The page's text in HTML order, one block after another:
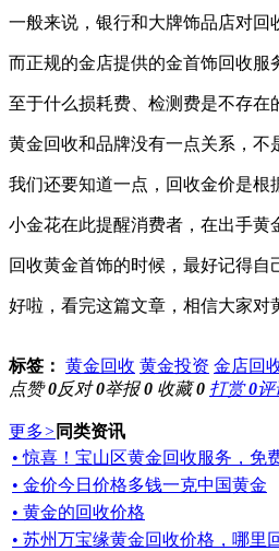
一般来说，银行和大牌饰品店对回
而正规的金店提供的金首饰回收服
至于什么损耗费、检测费是不存在
黄金回收和品牌没有一点关系，不
我们还要知道一点，回收金价是根
小金花在此提醒消费者，在出手黄
回收黄金首饰的时候，最好记得自
好啦，看完这篇文章，相信大家对
标签： 黄金回收 黄金投资 金店回
点赞0反对0举报0 收藏0 打赏0
更多> 同类资讯
• 惊喜！宝山区黄金回收服务，免
• 金价今日价格多钱一克中国黄金
• 黄金的回收价格
• 苏州万宝缘黄金回收价格，哪里